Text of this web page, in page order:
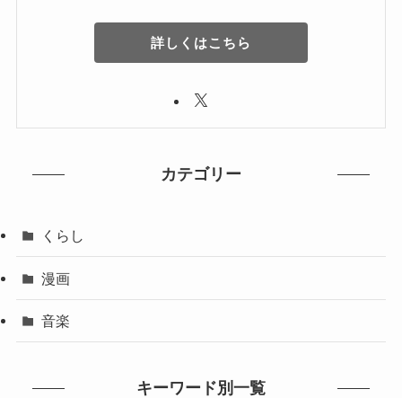
詳しくはこちら
カテゴリー
くらし
漫画
音楽
キーワード別一覧